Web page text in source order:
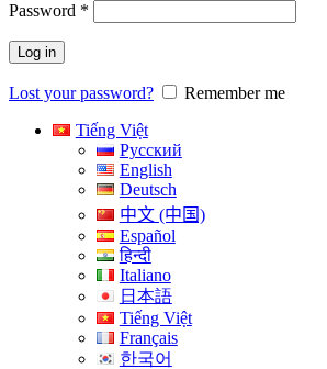
Password *
buộc
Log in
Lost your password?
Remember me
Tiếng Việt
Русский
English
Deutsch
中文 (中国)
Español
हिन्दी
Italiano
日本語
Tiếng Việt
Français
한국어